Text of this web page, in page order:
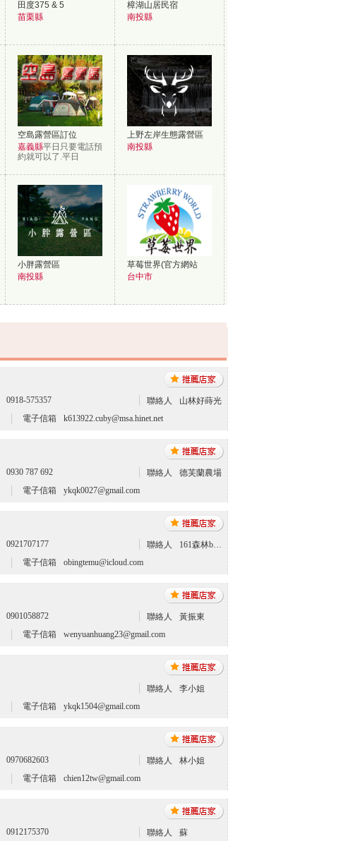
田度375 & 5
苗栗縣
樟湖山居民宿
南投縣
空島露營區訂位
嘉義縣平日只要電話預
約就可以了.平日
上野左岸生態露營區
南投縣
小胖露營區
南投縣
草莓世界(官方網站
台中市
0918-575357 聯絡人
山林好蒔光
電子信箱 k613922.cuby@msa.hinet.net
0930 787 692 聯絡人
德芙蘭農場
電子信箱 ykqk0027@gmail.com
0921707177 聯絡人
161森林bbuyu露營區
電子信箱 obingtemu@icloud.com
0901058872 聯絡人
黃振東
電子信箱 wenyuanhuang23@gmail.com
聯絡人
李小姐
電子信箱 ykqk1504@gmail.com
0970682603 聯絡人
林小姐
電子信箱 chien12tw@gmail.com
0912175370 聯絡人 蘇